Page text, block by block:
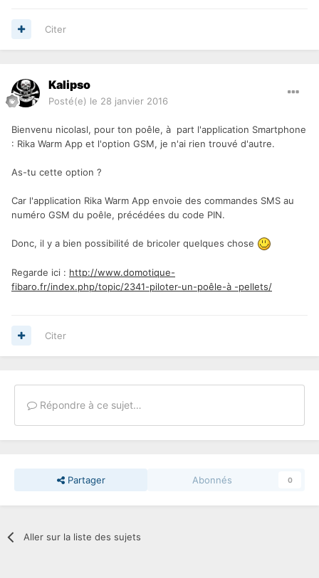
Citer
Kalipso
Posté(e) le 28 janvier 2016
Bienvenu nicolasl, pour ton poêle, à part l'application Smartphone
: Rika Warm App et l'option GSM, je n'ai rien trouvé d'autre.
As-tu cette option ?
Car l'application Rika Warm App envoie des commandes SMS au
numéro GSM du poêle, précédées du code PIN.
Donc, il y a bien possibilité de bricoler quelques chose
Regarde ici : http://www.domotique-
fibaro.fr/index.php/topic/2341-piloter-un-poêle-à -pellets/
Citer
Répondre à ce sujet…
Partager Abonnés 0
Aller sur la liste des sujets